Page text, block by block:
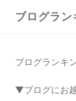
ブログラ
ブログランキ
▼ブログにお